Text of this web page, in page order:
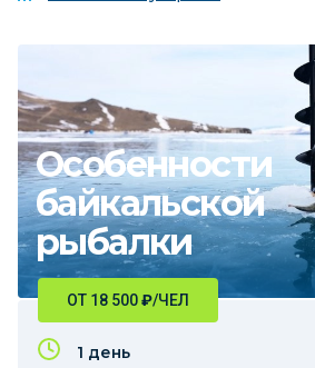
Особенности
байкальской
рыбалки
ОТ 18 500₽/ЧЕЛ
1 день